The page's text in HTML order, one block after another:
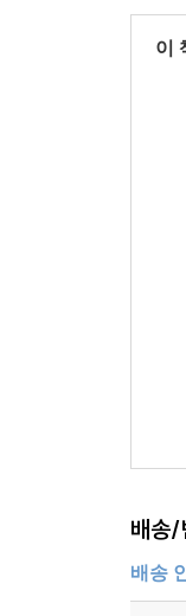
이
배송/
배송